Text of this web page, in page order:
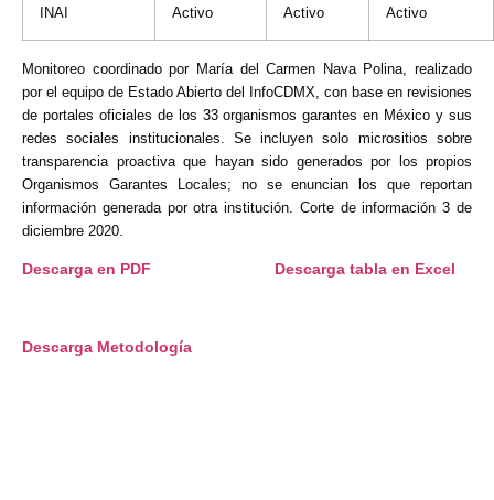
INAI Activo Activo Activo
Monitoreo coordinado por María del Carmen Nava Polina, realizado
por el equipo de Estado Abierto del InfoCDMX, con base en revisiones
de portales oficiales de los 33 organismos garantes en México y sus
redes sociales institucionales. Se incluyen solo micrositios sobre
transparencia proactiva que hayan sido generados por los propios
Organismos Garantes Locales; no se enuncian los que reportan
información generada por otra institución. Corte de información 3 de
diciembre 2020.
Descarga en PDF Descarga tabla en Excel
Descarga Metodología